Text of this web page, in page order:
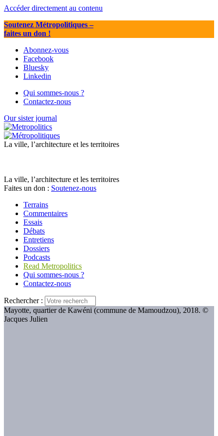
Accéder directement au contenu
Soutenez Métropolitiques–
faites un don !
Abonnez-vous
Facebook
Bluesky
Linkedin
Qui sommes-nous ?
Contactez-nous
Our sister journal
La ville, l’architecture et les territoires
La ville, l’architecture et les territoires
Faites un don : Soutenez-nous
Terrains
Commentaires
Essais
Débats
Entretiens
Dossiers
Podcasts
Read Metropolitics
Qui sommes-nous ?
Contactez-nous
Rechercher :
Mayotte, quartier de Kawéni (commune de Mamoudzou), 2018. ©
Jacques Julien